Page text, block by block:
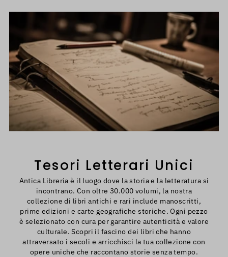
Tesori Letterari Unici
Antica Libreria è il luogo dove la storia e la letteratura si
incontrano. Con oltre 30.000 volumi, la nostra
collezione di libri antichi e rari include manoscritti,
prime edizioni e carte geografiche storiche. Ogni pezzo
è selezionato con cura per garantire autenticità e valore
culturale. Scopri il fascino dei libri che hanno
attraversato i secoli e arricchisci la tua collezione con
opere uniche che raccontano storie senza tempo.